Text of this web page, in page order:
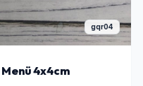
gqr04
4x4cm